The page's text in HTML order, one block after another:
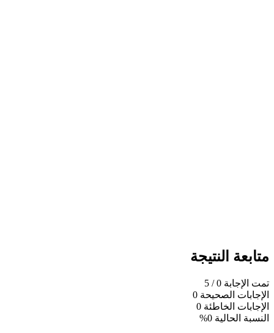
متابعة النتيجة
تمت الإجابة 0
/ 5
الإجابات الصحيحة 0
الإجابات الخاطئة 0
النسبة الحالية 0%